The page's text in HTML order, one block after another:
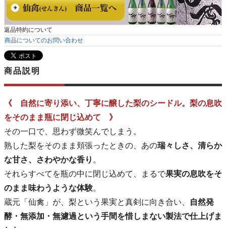
返品特約について
商品についてのお問い合わせ
商品説明
《 自然に寄り添い、丁寧に醸した梨のシードル。梨の息吹
をそのまま瓶に閉じ込めて 》
その一口で、思わず微笑んでしまう。
熟した梨をそのまま頬張ったときの、あの瑞々しさ、清らか
な甘さ、さわやかな香り 。
それらすべてを瓶の中に閉じ込めて、まるで果実の息吹をそ
のまま味わうような体験。
蔵元「仙禽」が、梨という果実と真剣に向き合い、
自然発
酵・無添加・無濾過という手間を惜しまない製法で仕上げま